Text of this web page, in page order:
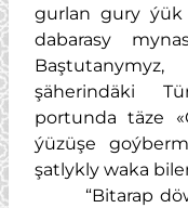
gurlan gury ýük
dabarasy
şäherindäki
portunda täze
ýüzüşe
şatlykly waka
“Bitarap